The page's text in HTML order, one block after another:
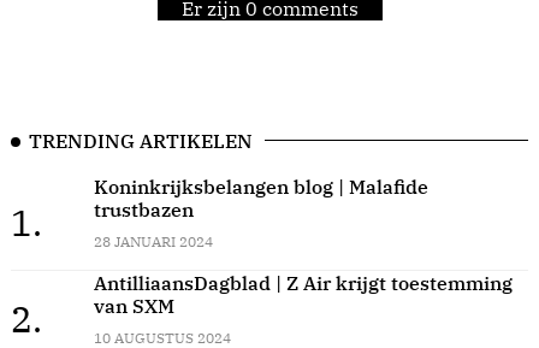
Er zijn 0 comments
TRENDING ARTIKELEN
1.
Koninkrijksbelangen blog | Malafide
trustbazen
28 JANUARI 2024
2.
AntilliaansDagblad | Z Air krijgt toestemming
van SXM
10 AUGUSTUS 2024